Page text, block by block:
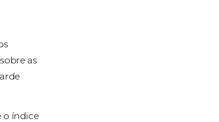
as
o índice